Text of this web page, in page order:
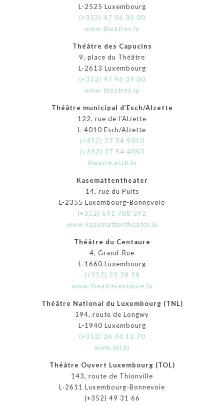
L-2525 Luxembourg
(+352) 47 96 39 00
www.theatres.lu
Théâtre des Capucins
9, place du Théâtre
L-2613 Luxembourg
(+352) 47 96 39 00
www.theatres.lu
Théâtre municipal d’Esch/Alzette
122, rue de l’Alzette
L-4010 Esch/Alzette
(+352) 27 54 5010
(+352) 27 54 4050
theatre.esch.lu
Kasemattentheater
14, rue du Puits
L-2355 Luxembourg-Bonnevoie
(+352) 691 708 392
www.kasemattentheater.lu
Théâtre du Centaure
4, Grand-Rue
L-1660 Luxembourg
(+352) 22 28 28
www.theatrecentaure.lu
Théâtre National du Luxembourg (TNL)
194, route de Longwy
L-1940 Luxembourg
(+352) 26 44 12 70
www.tnl.lu
Théâtre Ouvert Luxembourg (TOL)
143, route de Thionville
L-2611 Luxembourg-Bonnevoie
(+352) 49 31 66